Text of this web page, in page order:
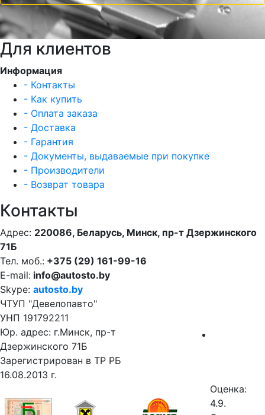
Для клиентов
Информация
- Контакты
- Как купить
- Оплата заказа
- Доставка
- Гарантия
- Документы, выдаваемые при покупке
- Производители
- Возврат товара
Контакты
Адрес: 220086, Беларусь, Минск, пр-т Дзержинского
71Б
Тел. моб.: +375 (29) 161-99-16
E-mail: info@autosto.by
Skype: autosto.by
ЧТУП "Девелопавто"
УНП 191792211
Юр. адрес: г.Минск, пр-т
Дзержинского 71Б
Зарегистрирован в ТР РБ
16.08.2013 г.
Оценка:
4.9.